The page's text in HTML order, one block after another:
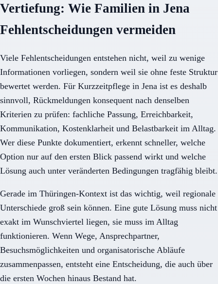
Vertiefung: Wie Familien in Jena
Fehlentscheidungen vermeiden
Viele Fehlentscheidungen entstehen nicht, weil zu wenige
Informationen vorliegen, sondern weil sie ohne feste Struktur
bewertet werden. Für Kurzzeitpflege in Jena ist es deshalb
sinnvoll, Rückmeldungen konsequent nach denselben
Kriterien zu prüfen: fachliche Passung, Erreichbarkeit,
Kommunikation, Kostenklarheit und Belastbarkeit im Alltag.
Wer diese Punkte dokumentiert, erkennt schneller, welche
Option nur auf den ersten Blick passend wirkt und welche
Lösung auch unter veränderten Bedingungen tragfähig bleibt.
Gerade im Thüringen-Kontext ist das wichtig, weil regionale
Unterschiede groß sein können. Eine gute Lösung muss nicht
exakt im Wunschviertel liegen, sie muss im Alltag
funktionieren. Wenn Wege, Ansprechpartner,
Besuchsmöglichkeiten und organisatorische Abläufe
zusammenpassen, entsteht eine Entscheidung, die auch über
die ersten Wochen hinaus Bestand hat.